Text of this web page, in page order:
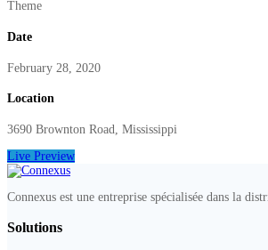
Theme
Date
February 28, 2020
Location
3690 Brownton Road, Mississippi
Live Preview
Connexus est une entreprise spécialisée dans la
Solutions